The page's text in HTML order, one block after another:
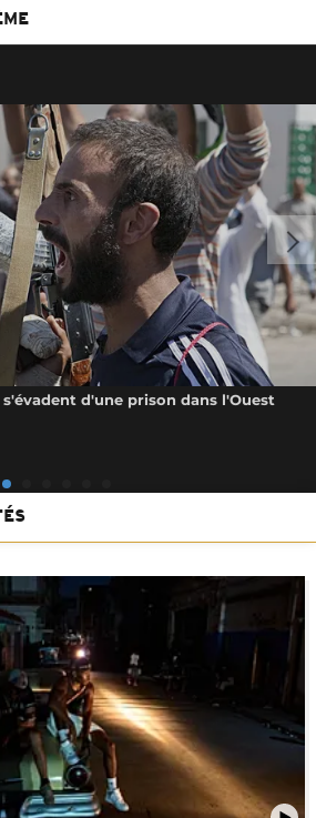
d'une prison dans l'Ouest